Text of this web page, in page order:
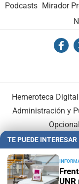
Podcasts Mirador
Hemeroteca
Administración y
TE PUEDE INTERESAR